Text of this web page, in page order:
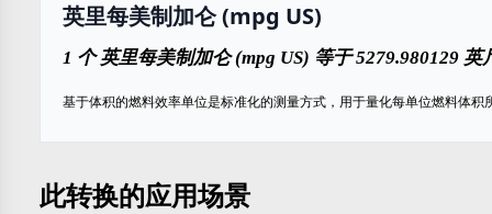
英里每美制加仑 (mpg US)
1 个 英里每美制加仑 (mpg US) 等于 5279.980129
基于体积的燃料效率单位是标准化的测量方式，用于量化每单位燃料体积
此转换的应用场景